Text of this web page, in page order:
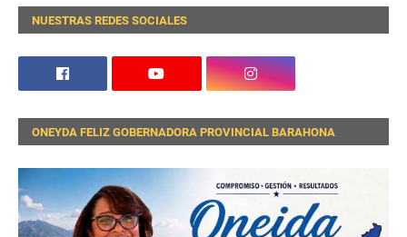
NUESTRAS REDES SOCIALES
ONEYDA FELIZ GOBERNADORA PROVINCIAL BARAHONA